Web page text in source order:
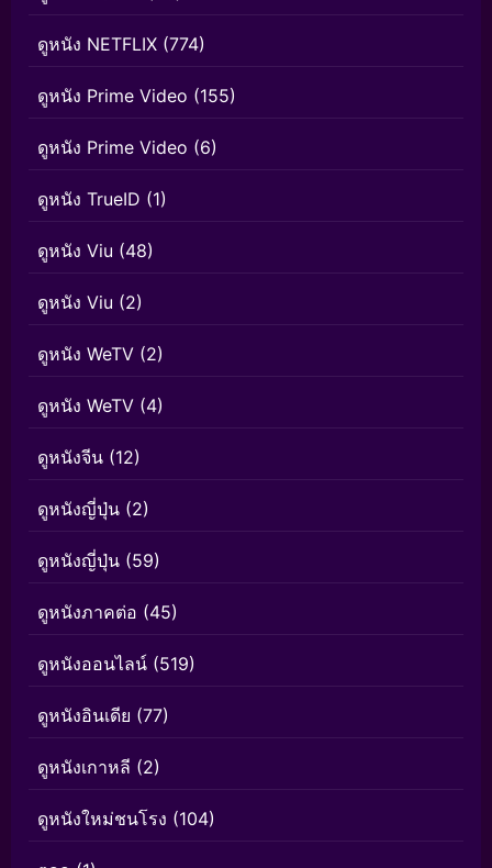
ดูหนัง NETFLIX (774)
ดูหนัง Prime Video (155)
ดูหนัง Prime Video (6)
ดูหนัง TrueID (1)
ดูหนัง Viu (48)
ดูหนัง Viu (2)
ดูหนัง WeTV (2)
ดูหนัง WeTV (4)
ดูหนังจีน (12)
ดูหนังญี่ปุ่น (2)
ดูหนังญี่ปุ่น (59)
ดูหนังภาคต่อ (45)
ดูหนังออนไลน์ (519)
ดูหนังอินเดีย (77)
ดูหนังเกาหลี (2)
ดูหนังใหม่ชนโรง (104)